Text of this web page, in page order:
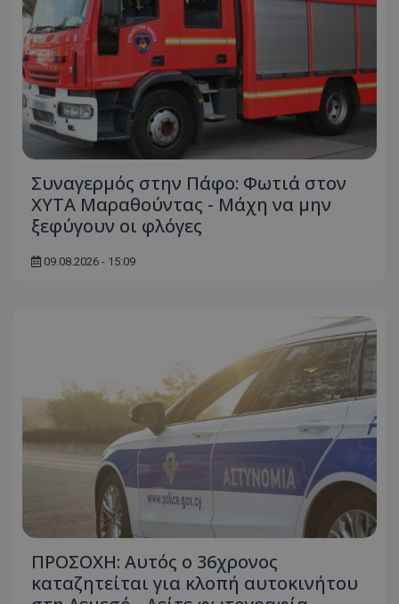
Συναγερμός στην Πάφο: Φωτιά στον
ΧΥΤΑ Μαραθούντας - Μάχη να μην
ξεφύγουν οι φλόγες
09.08.2026 - 15:09
ΠΡΟΣΟΧΗ: Αυτός ο 36χρονος
καταζητείται για κλοπή αυτοκινήτου